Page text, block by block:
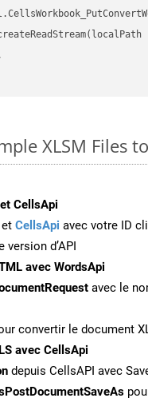
XLSM Files
CellsApi
et CellsApi avec votre ID
version d’API
avec WordsApi
avec le
convertir le document
avec CellsApi
depuis CellsAPI avec